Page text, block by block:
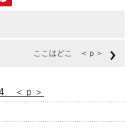
ここはどこ ＜ｐ＞
＜ｐ＞